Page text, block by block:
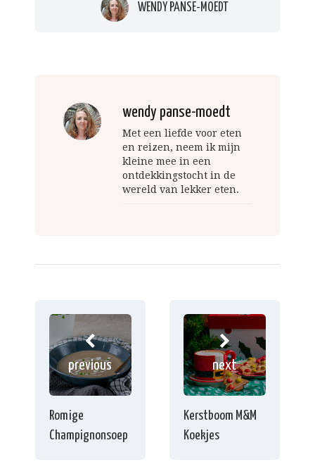
WENDY PANSE-MOEDT
wendy panse-moedt
Met een liefde voor eten
en reizen, neem ik mijn
kleine mee in een
ontdekkingstocht in de
wereld van lekker eten.
previous
Romige
Champignonsoep
next
Kerstboom M&M
Koekjes